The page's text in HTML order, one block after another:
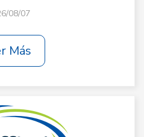
08/07
Más